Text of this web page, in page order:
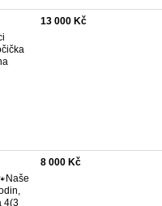
13 000 Kč
​Naše
4(3
8 000 Kč